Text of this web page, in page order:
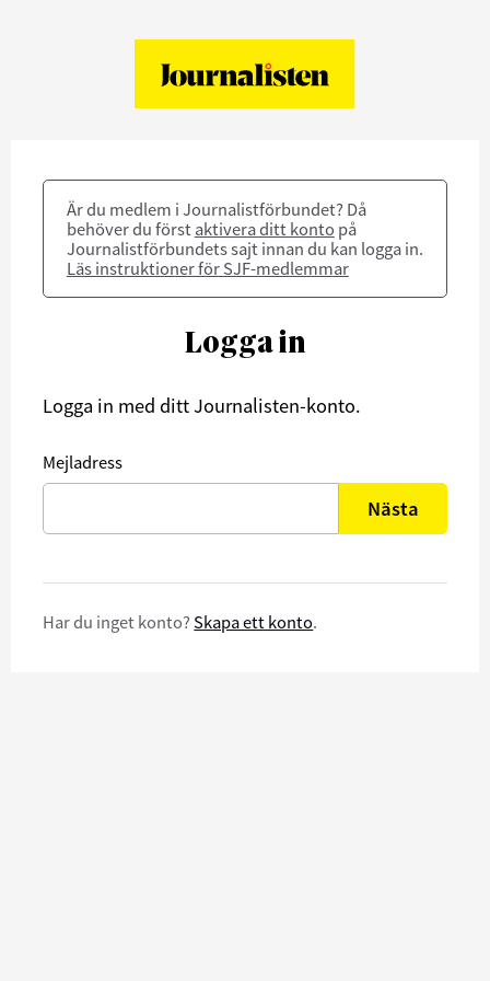
Är du medlem i Journalistförbundet? Då
behöver du först aktivera ditt konto på
Journalistförbundets sajt innan du kan logga in.
Läs instruktioner för SJF-medlemmar
Logga in
Logga in med ditt Journalisten-konto.
Mejladress
Nästa
Har du inget konto? Skapa ett konto.